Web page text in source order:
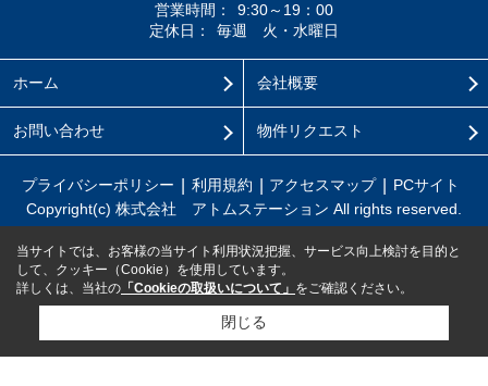
営業時間：
9:30～19：00
定休日：
毎週 火・水曜日
ホーム 会社概要
お問い合わせ 物件リクエスト
プライバシーポリシー 利用規約 アクセスマップ
PCサイト
Copyright(c) 株式会社 アトムステーション All rights reserved.
当サイトでは、お客様の当サイト利用状況把握、サービス向上検討を目的と
して、クッキー（Cookie）を使用しています。
詳しくは、当社の 「Cookieの取扱いについて」 をご確認ください。
閉じる